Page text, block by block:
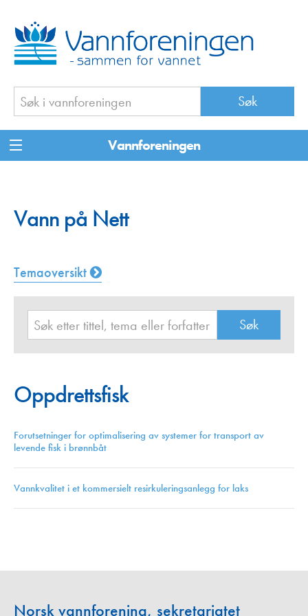
Vannforeningen
Vann på Nett
Temaoversikt
Oppdrettsfisk
Forutsetninger for optimalisering av systemer for transport av
levende fisk i brønnbåt
Vannkvalitet i et kommersielt resirkuleringsanlegg for laks
Norsk vannforening, sekretariatet